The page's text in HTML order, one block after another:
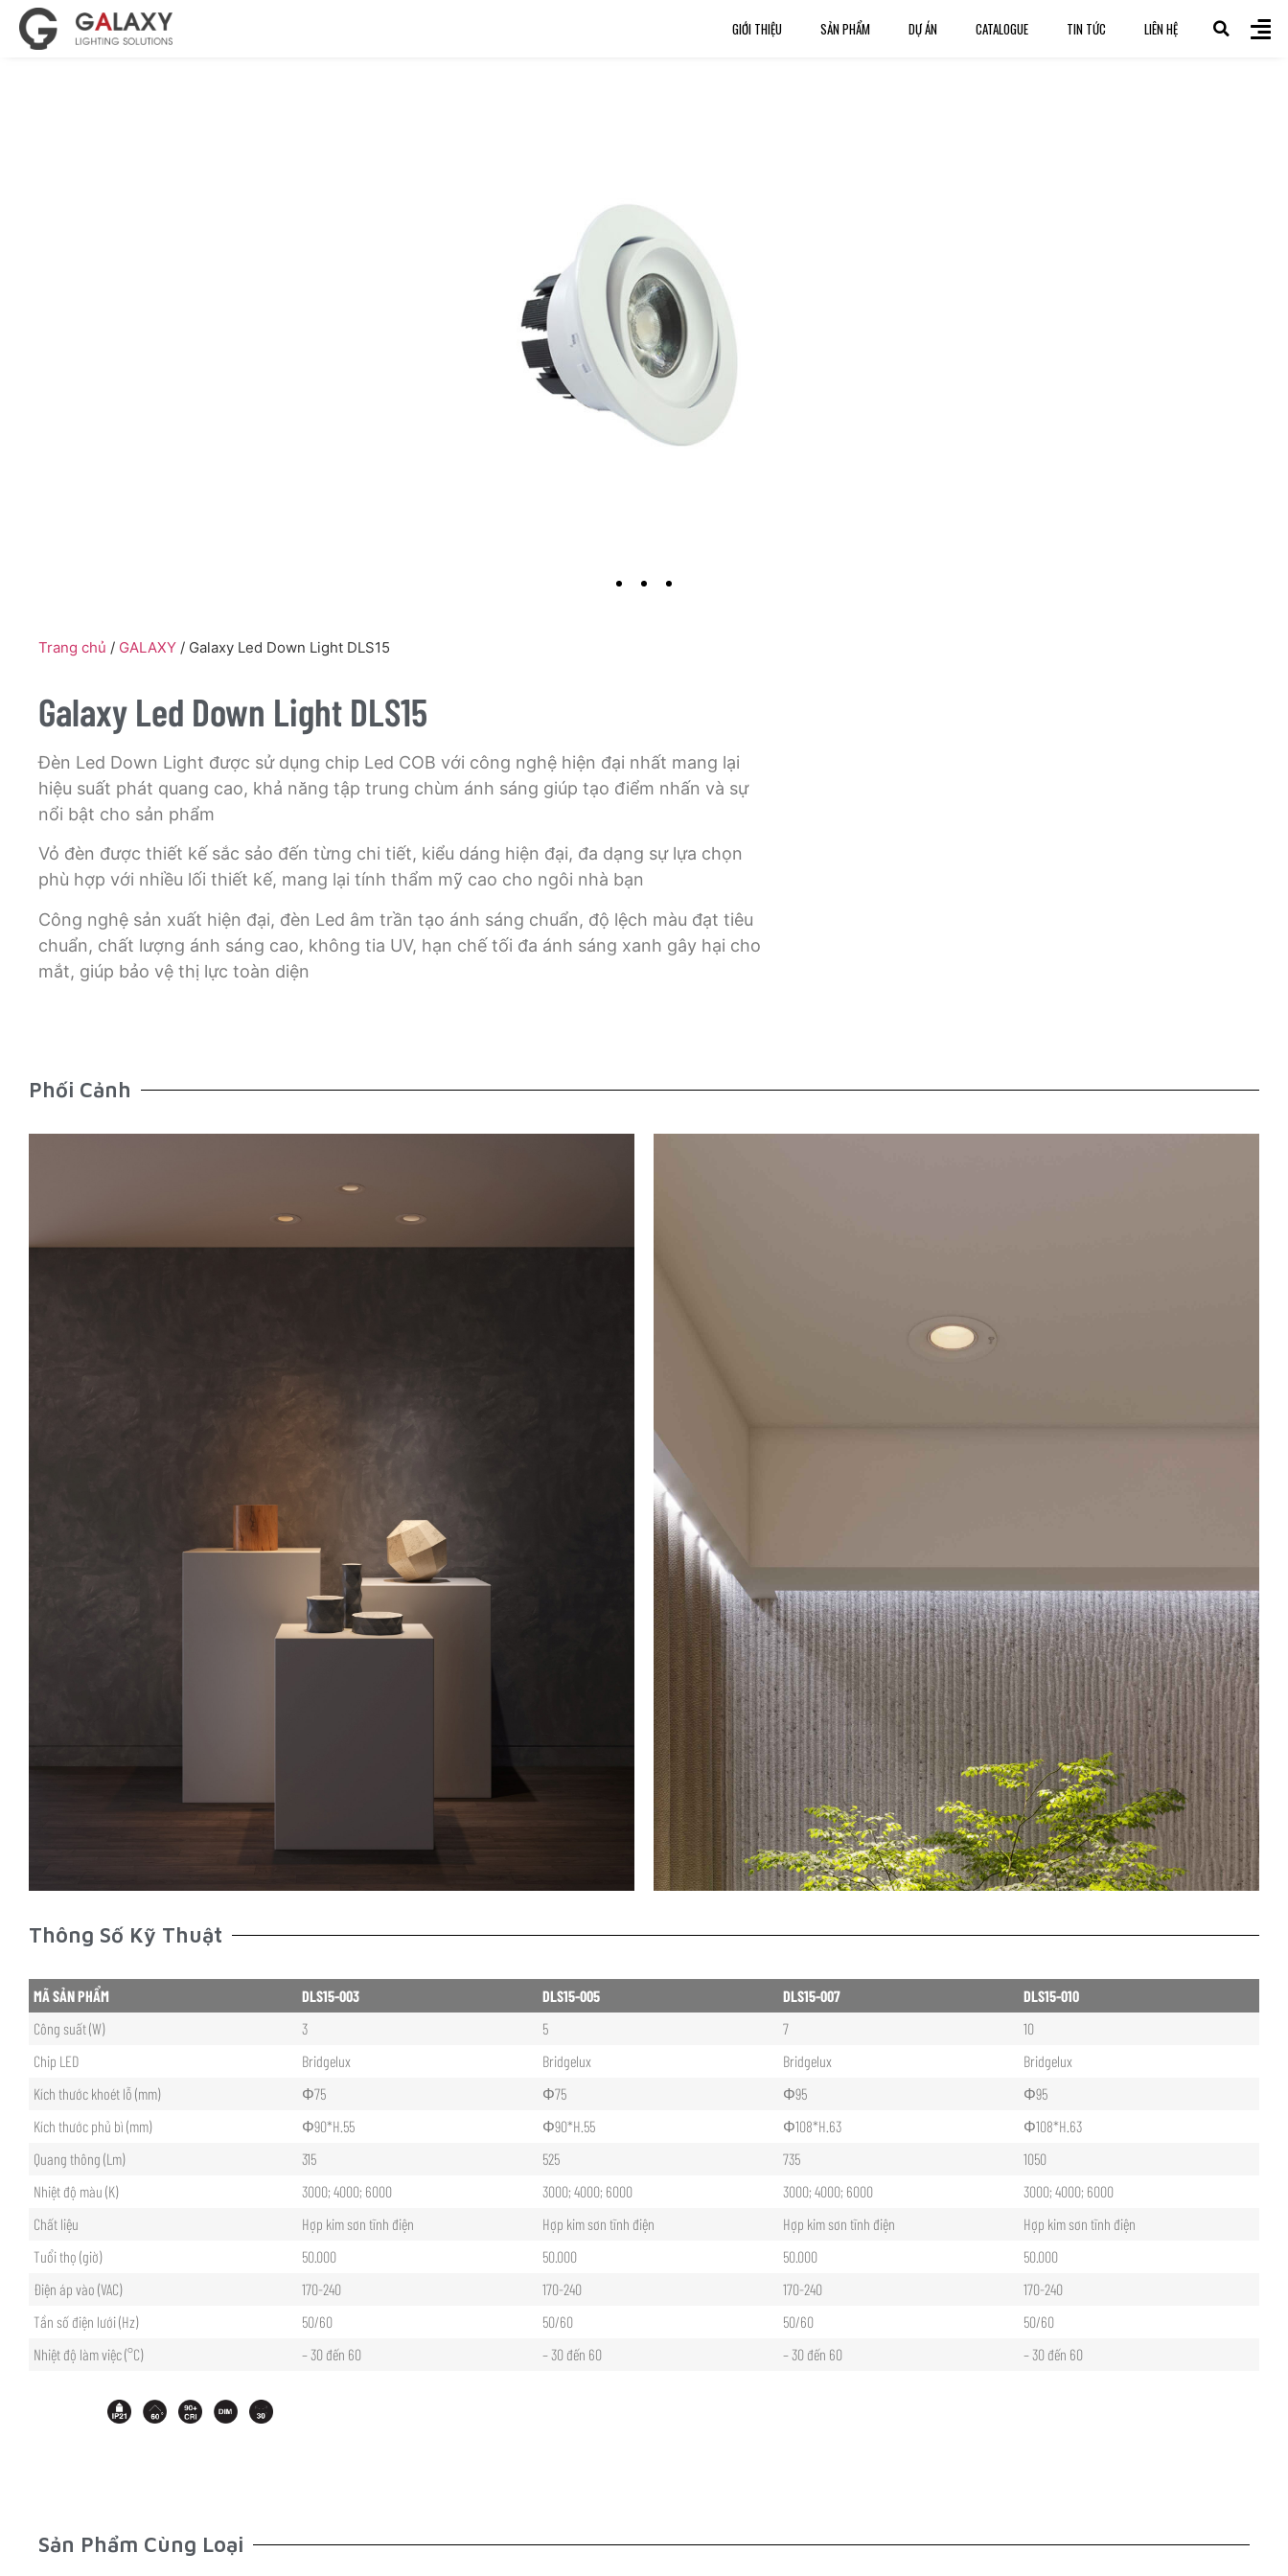
GIỚI THIỆU SẢN PHẨM DỰ ÁN CATALOGUE TIN TỨC LIÊN HỆ
Trang chủ / GALAXY / Galaxy Led Down Light DLS15
Galaxy Led Down Light DLS15
Đèn Led Down Light được sử dụng chip Led COB với công nghệ hiện đại nhất mang lại
hiệu suất phát quang cao, khả năng tập trung chùm ánh sáng giúp tạo điểm nhấn và sự
nổi bật cho sản phẩm
Vỏ đèn được thiết kế sắc sảo đến từng chi tiết, kiểu dáng hiện đại, đa dạng sự lựa chọn
phù hợp với nhiều lối thiết kế, mang lại tính thẩm mỹ cao cho ngôi nhà bạn
Công nghệ sản xuất hiện đại, đèn Led âm trần tạo ánh sáng chuẩn, độ lệch màu đạt tiêu
chuẩn, chất lượng ánh sáng cao, không tia UV, hạn chế tối đa ánh sáng xanh gây hại cho
mắt, giúp bảo vệ thị lực toàn diện
Phối Cảnh
Thông Số Kỹ Thuật
MÃ SẢN PHẨM DLS15-003 DLS15-005 DLS15-007
DLS15-010
Công suất (W)
3 5 7
10
Chip LED
Bridgelux Bridgelux Bridgelux
Bridgelux
Kích thước khoét lỗ (mm)
Φ75 Φ75 Φ95
Φ95
Kích thước phủ bì (mm)
Φ90*H.55 Φ90*H.55 Φ108*H.63
Φ108*H.63
Quang thông (Lm)
315 525 735
1050
Nhiệt độ màu (K)
3000; 4000; 6000 3000; 4000; 6000 3000; 4000; 6000
3000; 4000; 6000
Chất liệu
Hợp kim sơn tĩnh điện Hợp kim sơn tĩnh điện Hợp kim sơn tĩnh điện
Hợp kim sơn tĩnh điện
Tuổi thọ (giờ)
50.000 50.000 50.000
50.000
Điện áp vào (VAC)
170-240 170-240 170-240
170-240
Tần số điện lưới (Hz)
50/60 50/60 50/60
50/60
Nhiệt độ làm việc (°C)
– 30 đến 60 – 30 đến 60 – 30 đến 60 – 30 đến 60
Sản Phẩm Cùng Loại